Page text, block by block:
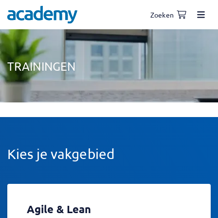
Zoeken
TRAININGEN
Kies je vakgebied
Agile & Lean